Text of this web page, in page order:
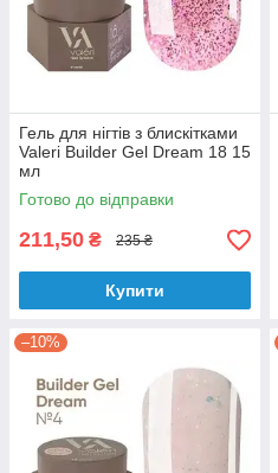
Гель для нігтів з блискітками
Valeri Builder Gel Dream 18 15
мл
Готово до відправки
211,50 ₴ 235 ₴
Купити
–10%